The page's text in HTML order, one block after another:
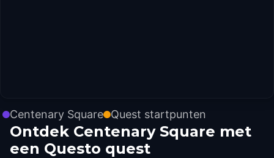
Centenary Square Quest startpunten
Ontdek Centenary Square met
een Questo quest